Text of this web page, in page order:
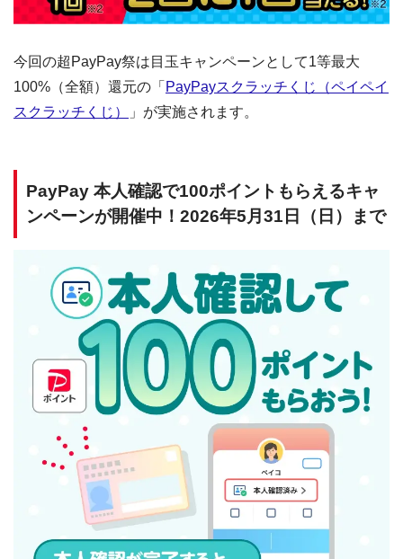
今回の超PayPay祭は目玉キャンペーンとして1等最大
100%（全額）還元の「 PayPayスクラッチくじ（ペイペイ
スクラッチくじ）
」が実施されます。
PayPay 本人確認で100ポイントもらえるキャ
ンペーンが開催中！2026年5月31日（日）まで